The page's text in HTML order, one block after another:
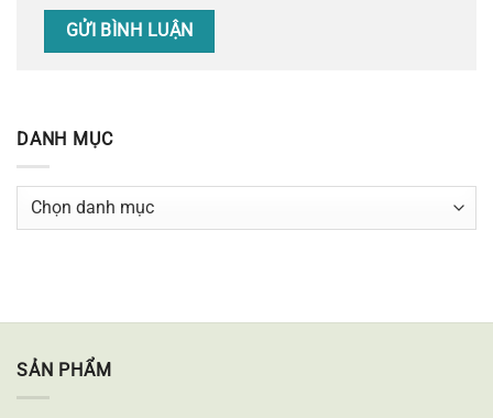
DANH MỤC
Danh
SẢN PHẨM